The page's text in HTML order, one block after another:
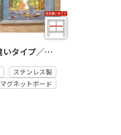
PKS-3型（引き違いタイプ／自立・壁付）
ステンレス製
マグネットボード